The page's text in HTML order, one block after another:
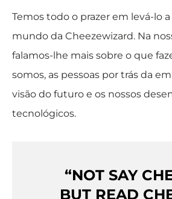
Temos todo o prazer em levá-lo
mundo da Cheezewizard. Na
falamos-lhe mais sobre o que
somos, as pessoas por trás da
visão do futuro e os nossos
tecnológicos.
“NOT SAY
BUT READ